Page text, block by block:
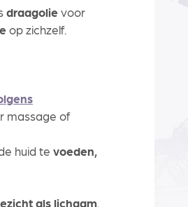
draagolie voor
op zichzelf.
massage of
huid te voeden,
als lichaam.